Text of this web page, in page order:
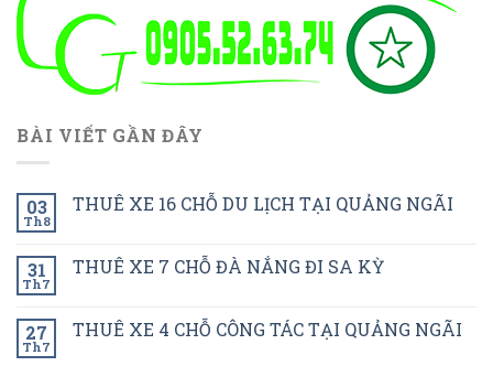
BÀI VIẾT GẦN ĐÂY
03
Th8
THUÊ XE 16 CHỖ DU LỊCH TẠI QUẢNG NGÃI
31
Th7
THUÊ XE 7 CHỖ ĐÀ NẮNG ĐI SA KỲ
27
Th7
THUÊ XE 4 CHỖ CÔNG TÁC TẠI QUẢNG NGÃI